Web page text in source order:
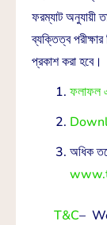
ফরম্যাট অনুযায়ী
ব্যক্তিত্ব
প্রকাশ করা হবে।
ফলাফল
অধিক
T&C–